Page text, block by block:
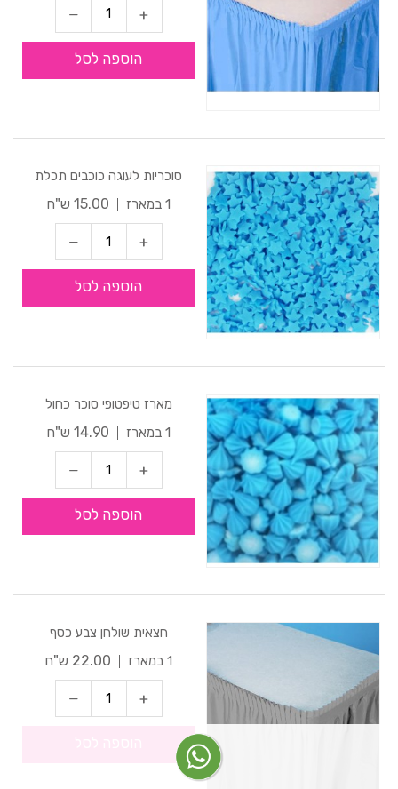
הוספה לסל
סוכריות לעוגה כוכבים תכלת
1 במארז
15.00 ש"ח
הוספה לסל
מארז טיפטופי סוכר כחול
1 במארז
14.90 ש"ח
הוספה לסל
חצאית שולחן צבע כסף
1 במארז
22.00 ש"ח